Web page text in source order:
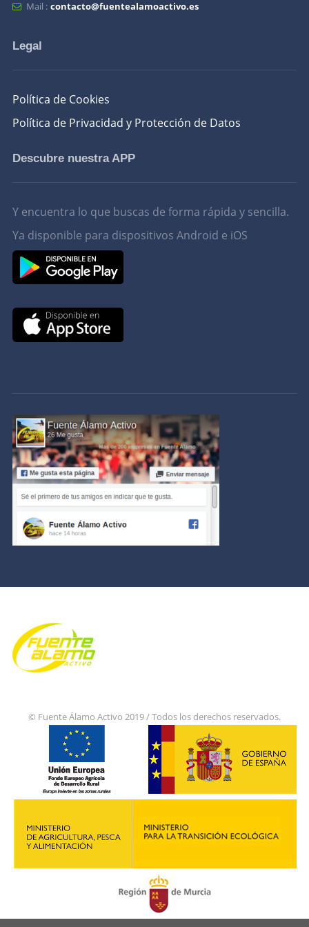
Mail : contacto@fuentealamoactivo.es
Legal
Política de Cookies
Política de Privacidad y Protección de Datos
Descubre nuestra APP
Y encuentra lo que buscas de forma rápida y sencilla.
Ya disponible para dispositivos Android e iOS
© Fuente Álamo Activo 2019 / Todos los derechos reservados.